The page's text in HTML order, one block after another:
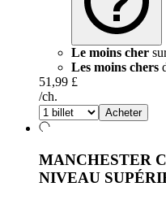
Le moins cher
Les moins chers
51,99 £
/ch.
Acheter
MANCHESTER
NIVEAU